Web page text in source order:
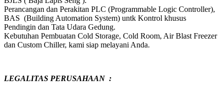
Perancangan dan Perakitan PLC (Programmable Logic Controller),
BAS (Building Automation System) untk Kontrol khusus
Pendingin dan Tata Udara Gedung.
Kebutuhan Pembuatan Cold Storage, Cold Room, Air Blast Freezer
dan Custom Chiller, kami siap melayani Anda.
LEGALITAS PERUSAHAAN :